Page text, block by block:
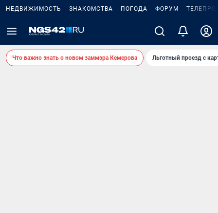
НЕДВИЖИМОСТЬ ЗНАКОМСТВА ПОГОДА ФОРУМ
Что важно знать о новом заммэра Кемерова Льготный проезд с